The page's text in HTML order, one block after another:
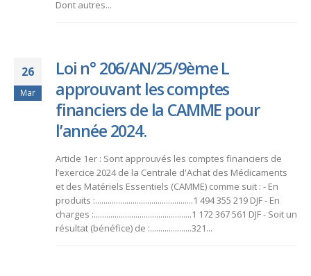
Dont autres...
26
Mar
Loi n° 206/AN/25/9ème L
approuvant les comptes
financiers de la CAMME pour
l’année 2024.
Article 1er : Sont approuvés les comptes financiers de
l’exercice 2024 de la Centrale d'Achat des Médicaments
et des Matériels Essentiels (CAMME) comme suit : - En
produits :...............................................1 494 355 219 DJF - En
charges :...............................................1 172 367 561 DJF - Soit un
résultat (bénéfice) de :....................321...